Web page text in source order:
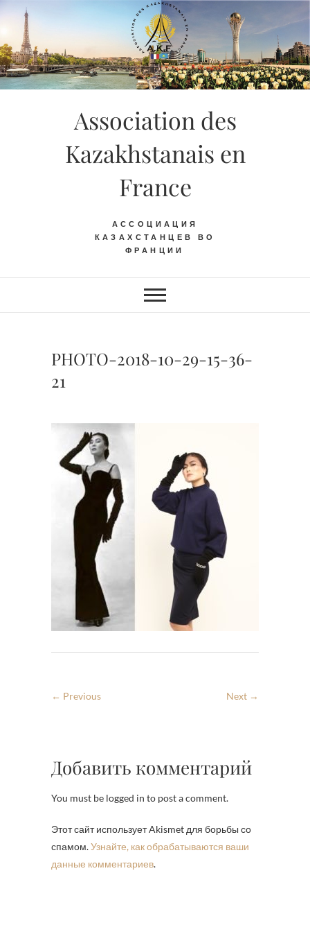
Skip
content
Association des
Kazakhstanais en
France
АССОЦИАЦИЯ
КАЗАХСТАНЦЕВ ВО
ФРАНЦИИ
PHOTO-2018-10-29-15-36-
21
← Previous Next →
Добавить комментарий
You must be logged in to post a comment.
Этот сайт использует Akismet для борьбы со
спамом.Узнайте, как обрабатываются ваши
данные комментариев.